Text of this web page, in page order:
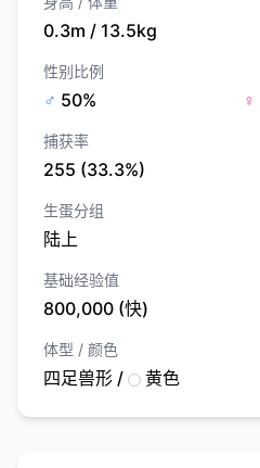
0.3m / 13.5kg
性别比例
♂ 50% ♀
捕获率
255 (33.3%)
生蛋分组
陆上
基础经验值
800,000 (快)
体型 / 颜色
四足兽形 / 黄色